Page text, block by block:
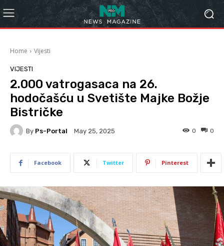
Home Vijesti
VIJESTI
2.000 vatrogasaca na 26.
hodočašću u Svetište Majke Božje
Bistričke
By Ps-Portal May 25, 2025 0
0
Facebook Twitter Pinterest